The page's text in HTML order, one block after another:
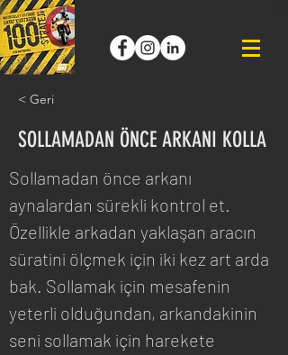
< Geri
SOLLAMADAN ÖNCE ARKANI KOLLA
Sollamadan önce arkanı
aynalardan sürekli kontrol et.
Özellikle arkadan yaklaşan aracın
süratini ölçmek için iki kez art arda
bak. Sollamak için mesafenin
yeterli olduğundan, arkandakinin
seni sollamak için harekete